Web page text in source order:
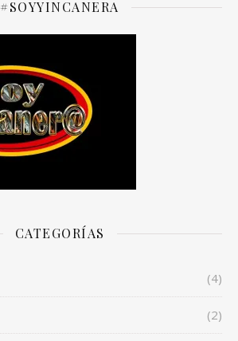
#SOYYINCANERA
CATEGORÍAS
(4)
(2)